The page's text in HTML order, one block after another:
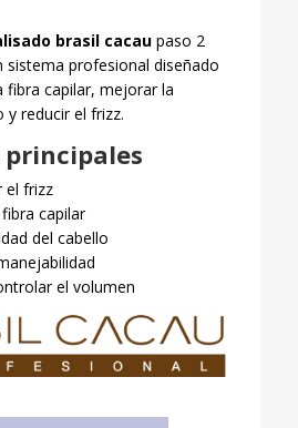
brasil cacaupaso 2
profesional diseñado
fibra capilar, mejorar la
y reducir el frizz.
principales
el frizz
capilar
del cabello
el volumen